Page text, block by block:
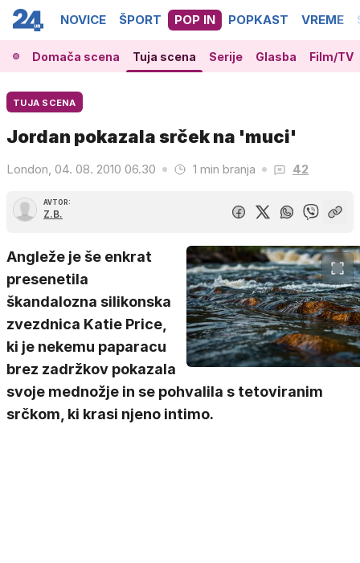
NOVICE ŠPORT POP IN POPKAST VREME
Domača scena Tuja scena Serije Glasba Film/TV
TUJA SCENA
Jordan pokazala srček na 'muci'
London, 04. 08. 2010 06.30 1 min branja 42
AVTOR:
Z.B.
Angleže je še enkrat
presenetila
škandalozna silikonska
zvezdnica Katie Price,
ki je nekemu paparacu
brez zadržkov pokazala
svoje mednožje in se pohvalila s tetoviranim
srčkom, ki krasi njeno intimo.